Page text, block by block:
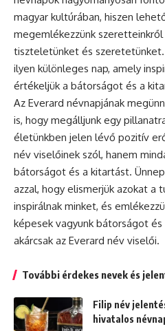
magyar kultúrában, hiszen
megemlékezzünk
tiszteletünket és szeretetünket.
ilyen különleges nap, amely
értékeljük a bátorságot és a
Az Everard névnapjának
is, hogy megálljunk egy
életünkben jelen lévő pozitív
név viselőinek szól, hanem
bátorságot és a kitartást.
azzal, hogy elismerjük azokat a
inspirálnak minket, és
képesek vagyunk bátorságot
akárcsak az Everard név viselői.
További érdekes nevek és
Filip név
hivatalos